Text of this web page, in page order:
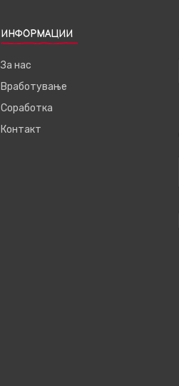
ИНФОРМАЦИИ
За нас
Вработување
Соработка
Контакт